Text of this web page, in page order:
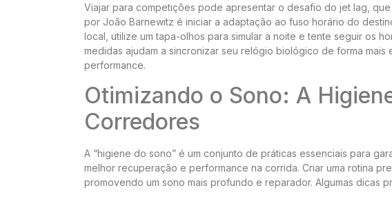
Viajar para competições pode apresentar o desafio do jet lag,
por João Barnewitz é iniciar a adaptação ao fuso horário do
local, utilize um tapa-olhos para simular a noite e tente seguir os
medidas ajudam a sincronizar seu relógio biológico de forma
performance.
Otimizando o Sono: A
Corredores
A “higiene do sono” é um conjunto de práticas essenciais para
melhor recuperação e performance na corrida. Criar uma rotina
promovendo um sono mais profundo e reparador. Algumas dicas